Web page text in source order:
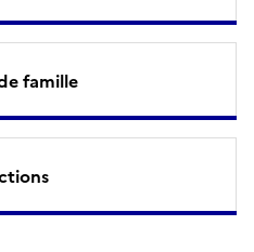
famille